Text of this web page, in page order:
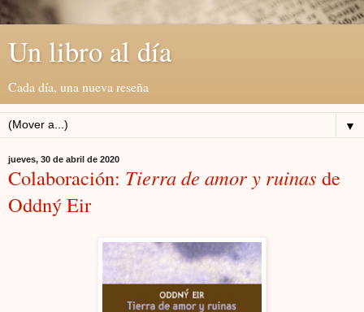
Un libro al día
Cada día, una nueva reseña
▼
jueves, 30 de abril de 2020
Colaboración: Tierra de amor y ruinas de
Oddný Eir